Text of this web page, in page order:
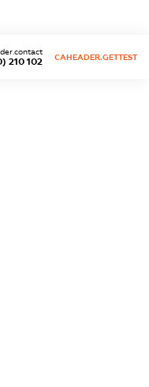
210 102 CAHEADER.GETTEST